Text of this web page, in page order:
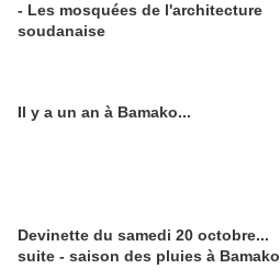
- Les mosquées de l'architecture
soudanaise
Il y a un an à Bamako...
Devinette du samedi 20 octobre...
suite - saison des pluies à Bamako